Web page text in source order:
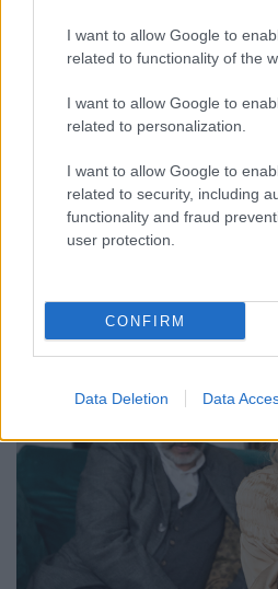
I want to allow Google to
related to functionality of the
I want to allow Google to
related to personalization.
I want to allow Google to
related to security, including
functionality and fraud
user protection.
CONFIRM
Data Deletion Data
"Csak engedjenek
jövünk!"
mtothorsi 2020. július 13.
Augusztus 21. és 29. között, a
meghirdetett